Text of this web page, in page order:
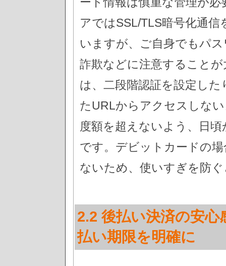
アではSSL/TLS暗号化通
いますが、ご自身でもパ
詐欺などに注意すること
は、二段階認証を設定し
たURLからアクセスしな
度額を超えないよう、日
です。デビットカードの
ないため、使いすぎを防
2.2 後払い決済の安
払い期限を明確に